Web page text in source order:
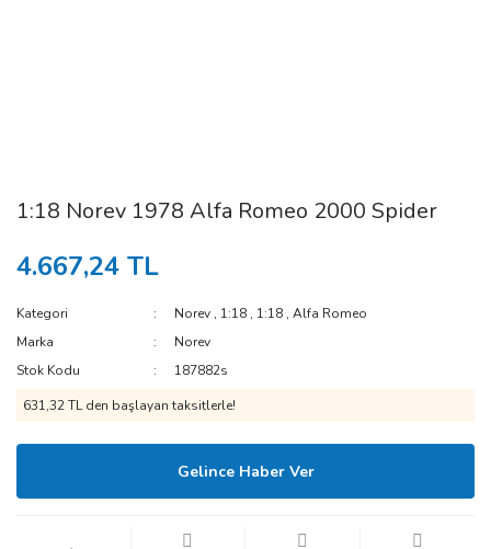
1:18 Norev 1978 Alfa Romeo 2000 Spider
4.667,24 TL
Kategori Norev , 1:18 , 1:18 ,Alfa Romeo
Marka
Norev
Stok Kodu
187882s
631,32 TL den başlayan taksitlerle!
Gelince Haber Ver